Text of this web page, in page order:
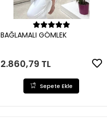
Sepete Ekle
BAĞLAMALI GÖMLEK
2.860,79 TL
Sepete Ekle